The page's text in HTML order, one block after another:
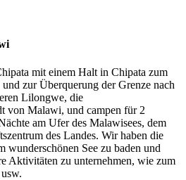
mit einem Halt in Chipata zum
zur Überquerung der Grenze nach
Lilongwe, die
von Malawi, und campen für 2
am Ufer des Malawisees, dem
des Landes. Wir haben die
wunderschönen See zu baden und
Aktivitäten zu unternehmen, wie zum